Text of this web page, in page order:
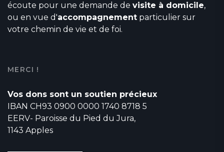
écoute pour une demande de visite à domicile,
ou en vue d'accompagnement particulier sur
votre chemin de vie et de foi.
MERCI !
Vos dons sont un soutien précieux
IBAN CH93 0900 0000 1740 8718 5
EERV- Paroisse du Pied du Jura,
1143 Apples